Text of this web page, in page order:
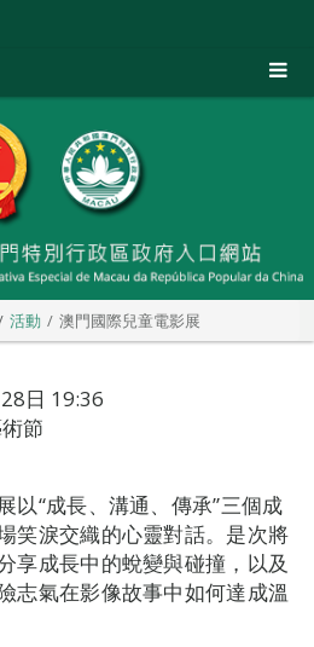
活動 澳門國際兒童電影展
日 19:36
節
以“成長、溝通、傳承”三個成
笑淚交織的心靈對話。是次將
享成長中的蛻變與碰撞，以及
志氣在影像故事中如何達成溫